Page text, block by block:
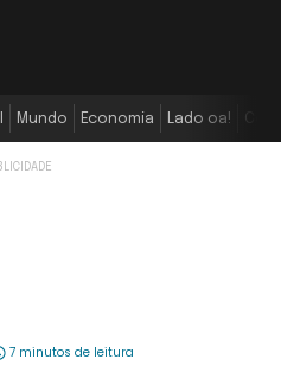
Mundo Economia Lado oa!
7 minutos de leitura